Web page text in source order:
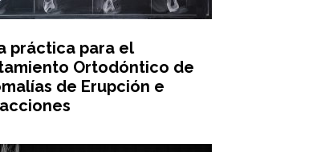
práctica para el
Ortodóntico de
de Erupción e